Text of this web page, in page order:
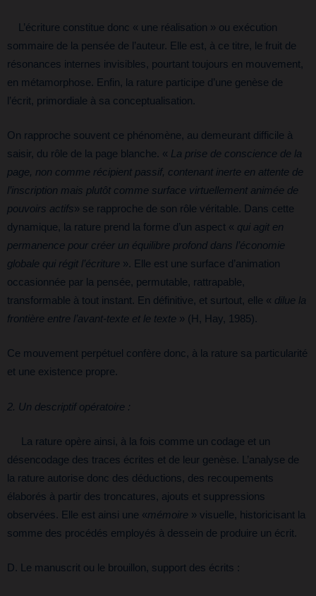
L’écriture constitue donc « une réalisation » ou exécution
sommaire de la pensée de l’auteur. Elle est, à ce titre, le fruit de
résonances internes invisibles, pourtant toujours en mouvement,
en métamorphose. Enfin, la rature participe d’une genèse de
l’écrit, primordiale à sa conceptualisation.
On rapproche souvent ce phénomène, au demeurant difficile à
saisir, du rôle de la page blanche. « La prise de conscience de la
page, non comme récipient passif, contenant inerte en attente de
l’inscription mais plutôt comme surface virtuellement animée de
pouvoirs actifs» se rapproche de son rôle véritable. Dans cette
dynamique, la rature prend la forme d’un aspect « qui agit en
permanence pour créer un équilibre profond dans l’économie
globale qui régit l’écriture ». Elle est une surface d’animation
occasionnée par la pensée, permutable, rattrapable,
transformable à tout instant. En définitive, et surtout, elle « dilue la
frontière entre l’avant-texte et le texte » (H, Hay, 1985).
Ce mouvement perpétuel confère donc, à la rature sa particularité
et une existence propre.
2. Un descriptif opératoire :
La rature opère ainsi, à la fois comme un codage et un
désencodage des traces écrites et de leur genèse. L’analyse de
la rature autorise donc des déductions, des recoupements
élaborés à partir des troncatures, ajouts et suppressions
observées. Elle est ainsi une «mémoire » visuelle, historicisant la
somme des procédés employés à dessein de produire un écrit.
D. Le manuscrit ou le brouillon, support des écrits :